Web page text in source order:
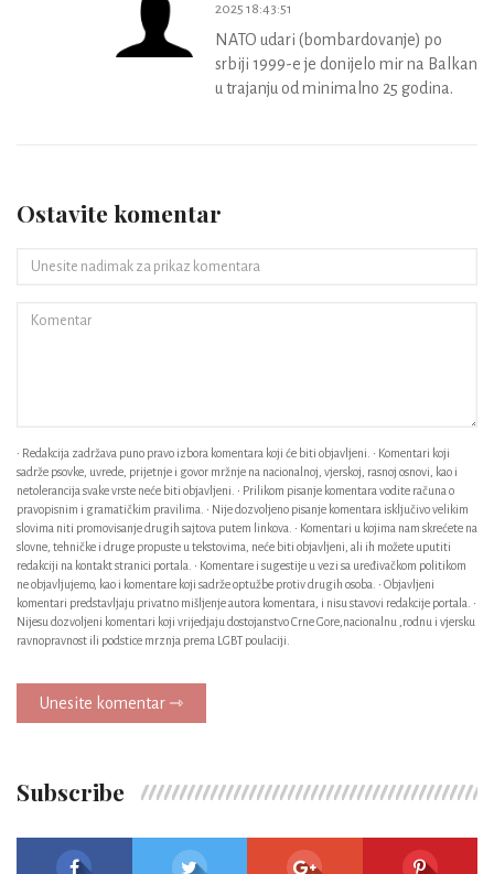
2025 18:43:51
NATO udari (bombardovanje) po
srbiji 1999-e je donijelo mir na Balkan
u trajanju od minimalno 25 godina.
Ostavite komentar
• Redakcija zadržava puno pravo izbora komentara koji će biti objavljeni. • Komentari koji
sadrže psovke, uvrede, prijetnje i govor mržnje na nacionalnoj, vjerskoj, rasnoj osnovi, kao i
netolerancija svake vrste neće biti objavljeni. • Prilikom pisanje komentara vodite računa o
pravopisnim i gramatičkim pravilima. • Nije dozvoljeno pisanje komentara isključivo velikim
slovima niti promovisanje drugih sajtova putem linkova. • Komentari u kojima nam skrećete na
slovne, tehničke i druge propuste u tekstovima, neće biti objavljeni, ali ih možete uputiti
redakciji na kontakt stranici portala. • Komentare i sugestije u vezi sa uređivačkom politikom
ne objavljujemo, kao i komentare koji sadrže optužbe protiv drugih osoba. • Objavljeni
komentari predstavljaju privatno mišljenje autora komentara, i nisu stavovi redakcije portala. •
Nijesu dozvoljeni komentari koji vrijedjaju dostojanstvo Crne Gore,nacionalnu ,rodnu i vjersku
ravnopravnost ili podstice mrznja prema LGBT poulaciji.
Unesite komentar ⇾
Subscribe